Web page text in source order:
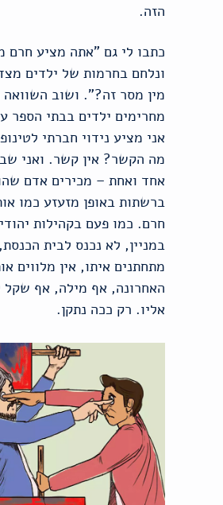
הזה.
כתבו לי גם "אתה מציע חרם
ונלחם בחרמות של ילדים
מין מסר זה?". ושוב השוואה
מחרימים ילדים בבתי הספר
אני מציע נידוי חברתי
מה הקשר? אין קשר. ואני
אחד ואחת – מכירים אדם
ברשתות באופן מזעזע כמו
חרם. כמו פעם בקהילות
במניין, לא נכנס לבית
מתחתנים איתו, אין מלווים
האחרונה, אף מילה, אף שקל
אליו. רק ככה נתקן.